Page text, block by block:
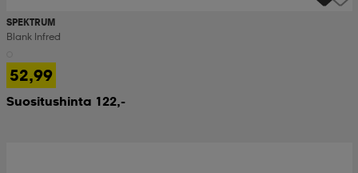
SPEKTRUM
Blank Infred
52,99
Suositushinta 122,-